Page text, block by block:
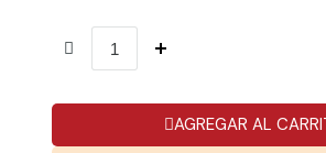
AGREGAR AL